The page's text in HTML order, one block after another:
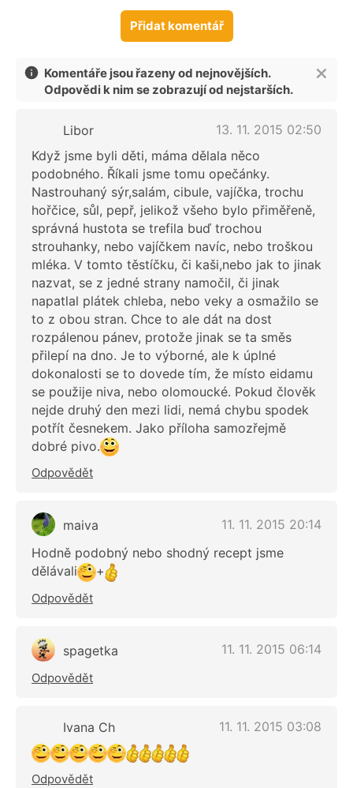
Přidat komentář
Komentáře jsou řazeny od nejnovějších.
Odpovědi k nim se zobrazují od nejstarších.
Libor
13. 11. 2015 02:50
Když jsme byli děti, máma dělala něco
podobného. Říkali jsme tomu opečánky.
Nastrouhaný sýr,salám, cibule, vajíčka, trochu
hořčice, sůl, pepř, jelikož všeho bylo přiměřeně,
správná hustota se trefila buď trochou
strouhanky, nebo vajíčkem navíc, nebo troškou
mléka. V tomto těstíčku, či kaši,nebo jak to jinak
nazvat, se z jedné strany namočil, či jinak
napatlal plátek chleba, nebo veky a osmažilo se
to z obou stran. Chce to ale dát na dost
rozpálenou pánev, protože jinak se ta směs
přilepí na dno. Je to výborné, ale k úplné
dokonalosti se to dovede tím, že místo eidamu
se použije niva, nebo olomoucké. Pokud člověk
nejde druhý den mezi lidi, nemá chybu spodek
potřít česnekem. Jako příloha samozřejmě
dobré pivo.
Odpovědět
maiva
11. 11. 2015 20:14
Hodně podobný nebo shodný recept jsme
dělávali
+
Odpovědět
spagetka 11. 11. 2015 06:14
Odpovědět
Ivana Ch 11. 11. 2015 03:08
Odpovědět